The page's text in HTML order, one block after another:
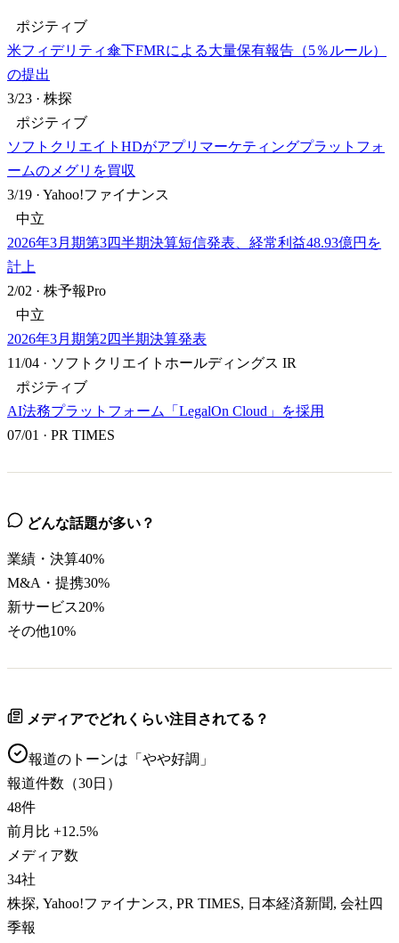
ポジティブ
米フィデリティ傘下FMRによる大量保有報告（5％ルール）
の提出
3/23 · 株探
ポジティブ
ソフトクリエイトHDがアプリマーケティングプラットフォ
ームのメグリを買収
3/19 · Yahoo!ファイナンス
中立
2026年3月期第3四半期決算短信発表、経常利益48.93億円を
計上
2/02 · 株予報Pro
中立
2026年3月期第2四半期決算発表
11/04 · ソフトクリエイトホールディングス IR
ポジティブ
AI法務プラットフォーム「LegalOn Cloud」を採用
07/01 · PR TIMES
どんな話題が多い？
業績・決算40%
M&A・提携30%
新サービス20%
その他10%
メディアでどれくらい注目されてる？
報道のトーンは「 やや好調 」
報道件数（30日）
48件
前月比 +12.5%
メディア数
34社
株探, Yahoo!ファイナンス, PR TIMES, 日本経済新聞, 会社四
季報